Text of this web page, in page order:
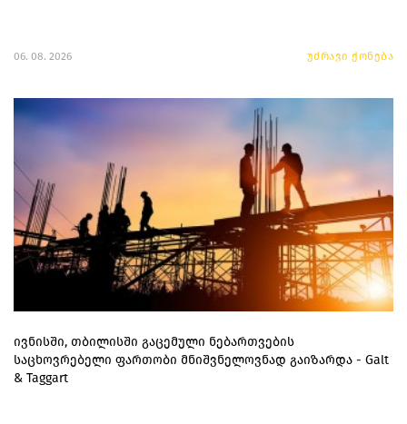
06. 08. 2026 უძრავი ქონება
ივნისში, თბილისში გაცემული ნებართვების
საცხოვრებელი ფართობი მნიშვნელოვნად გაიზარდა - Galt
& Taggart